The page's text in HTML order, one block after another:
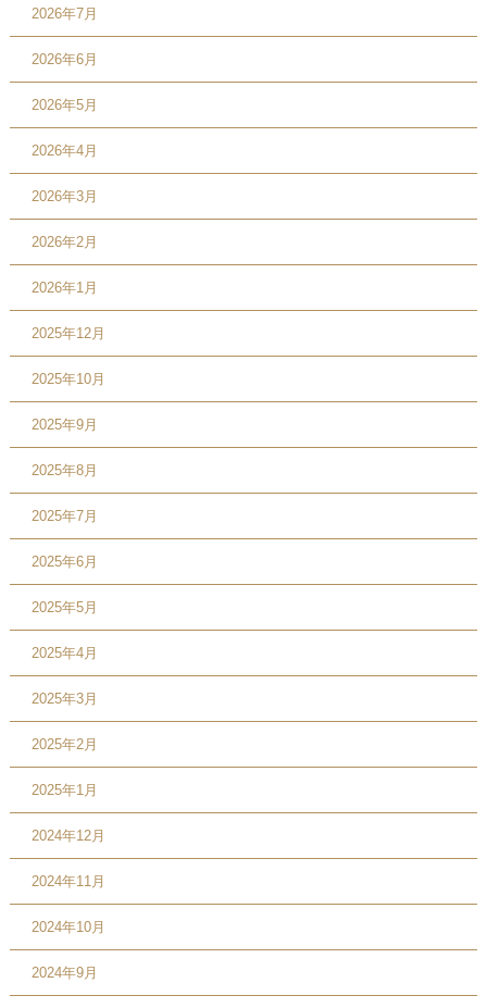
2026年7月
2026年6月
2026年5月
2026年4月
2026年3月
2026年2月
2026年1月
2025年12月
2025年10月
2025年9月
2025年8月
2025年7月
2025年6月
2025年5月
2025年4月
2025年3月
2025年2月
2025年1月
2024年12月
2024年11月
2024年10月
2024年9月